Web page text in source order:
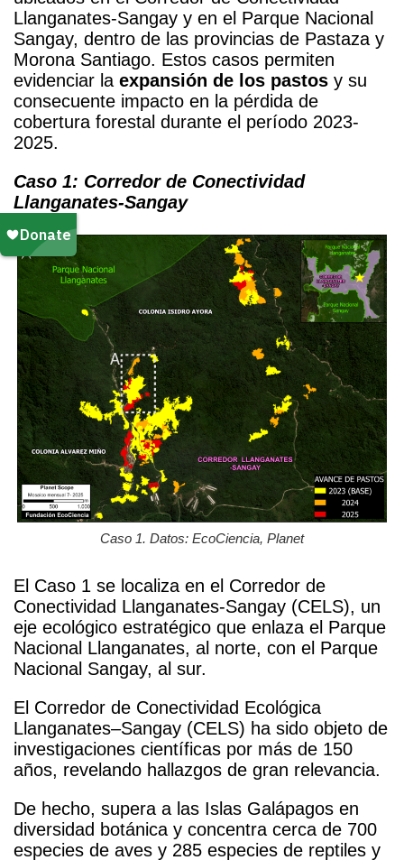
Llanganates-Sangay y en el Parque Nacional
Sangay, dentro de las provincias de Pastaza y
Morona Santiago. Estos casos permiten
evidenciar la expansión de los pastos y su
consecuente impacto en la pérdida de
cobertura forestal durante el período 2023-
2025.
Caso 1: Corredor de Conectividad
Llanganates-Sangay
Caso 1. Datos: EcoCiencia, Planet
El Caso 1 se localiza en el Corredor de
Conectividad Llanganates-Sangay (CELS), un
eje ecológico estratégico que enlaza el Parque
Nacional Llanganates, al norte, con el Parque
Nacional Sangay, al sur.
El Corredor de Conectividad Ecológica
Llanganates–Sangay (CELS) ha sido objeto de
investigaciones científicas por más de 150
años, revelando hallazgos de gran relevancia.
De hecho, supera a las Islas Galápagos en
diversidad botánica y concentra cerca de 700
especies de aves y 285 especies de reptiles y